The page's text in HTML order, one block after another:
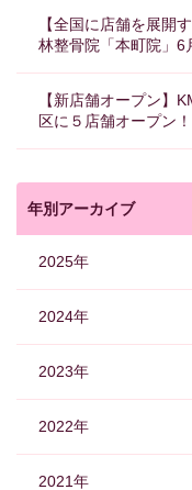
【全国に店舗を展開
林整骨院「本町院」6
【新店舗オープン】
区に５店舗オープン！
年別アーカイブ
2025年
2024年
2023年
2022年
2021年